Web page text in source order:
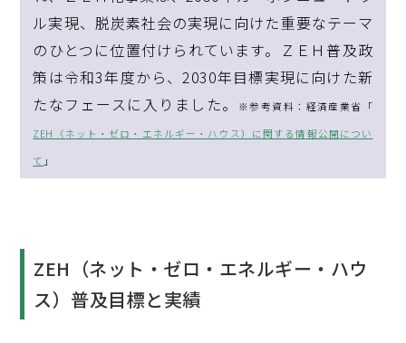
ル実現、脱炭素社会の実現に向けた重要なテーマ
のひとつに位置付けられています。ＺＥＨ普及政
策は令和3年度から、2030年目標実現に向けた新
たなフェースに入りました。
※参考資料：経済産業省「
ZEH（ネット・ゼロ・エネルギー・ハウス）に関する情報公開につい
て 」
ZEH（ネット・ゼロ・エネルギー・ハウ
ス）普及目標と実績